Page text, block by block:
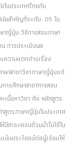
นประเทศไทยกับ
ยสำคัญที่ระดับ .05 ใน
าญี่ปุ่น วิธีการสอนภาษา
การประเมินผล
วามแตกต่างเรื่อง
าสาขาวิชาภาษาญี่ปุ่นแต่
รศึกษาสาขาการสอน
เนื้อหาวิชา คือ หลักสูตร
สูตรภาษาญี่ปุ่นในประเทศ
มีสาระครบถ้วนนำไปใช้ใน
น้นประโยชน์ต่อผู้เรียนให้